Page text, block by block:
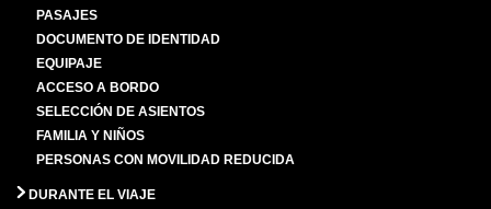
PASAJES
DOCUMENTO DE IDENTIDAD
EQUIPAJE
ACCESO A BORDO
SELECCIÓN DE ASIENTOS
FAMILIA Y NIÑOS
PERSONAS CON MOVILIDAD REDUCIDA
DURANTE EL VIAJE